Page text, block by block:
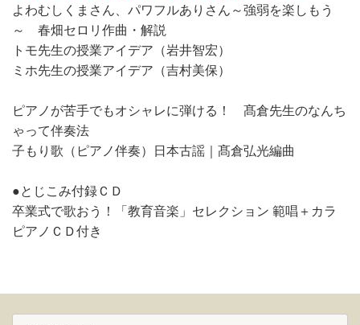
よわむしくまさん、パワフルありさん～強弱を楽しもう
～ 春畑セロリ作曲・解説
トモ先生の授業アイデア（岩井智宏）
ミホ先生の授業アイデア（吉村美保）
ピアノが苦手でもオシャレに弾ける！ 髙倉先生のなんち
ゃって伴奏法
子もり歌（ピアノ伴奏）日本古謡｜髙倉弘光編曲
●とじこみ付録ＣＤ
卒業式で歌おう！「教育音楽」セレクション 範唱＋カラ
ピアノＣＤ付き